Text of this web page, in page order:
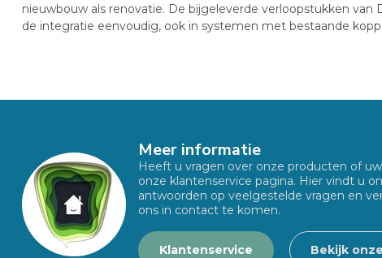
nieuwbouw als renovatie. De bijgeleverde verloopstukken van
de integratie eenvoudig, ook in systemen met bestaande
Meer informatie
Heeft u vragen over onze producten of
onze klantenservice pagina. Hier vindt u
antwoorden op veelgestelde vragen en
ons in contact te komen.
Klantenservice Bekijk